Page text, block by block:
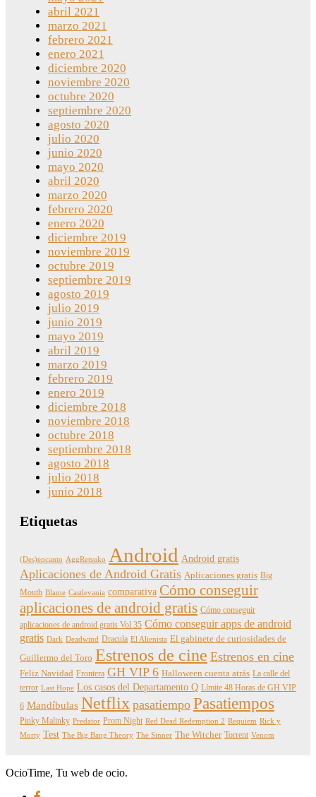
abril 2021
marzo 2021
febrero 2021
enero 2021
diciembre 2020
noviembre 2020
octubre 2020
septiembre 2020
agosto 2020
julio 2020
junio 2020
mayo 2020
abril 2020
marzo 2020
febrero 2020
enero 2020
diciembre 2019
noviembre 2019
octubre 2019
septiembre 2019
agosto 2019
julio 2019
junio 2019
mayo 2019
abril 2019
marzo 2019
febrero 2019
enero 2019
diciembre 2018
noviembre 2018
octubre 2018
septiembre 2018
agosto 2018
julio 2018
junio 2018
Etiquetas
(Des)encanto AggRetsuko Android Android gratis
Aplicaciones de Android Gratis Aplicaciones gratis Big
Mouth Blame Castlevania comparativa Cómo conseguir
aplicaciones de android gratis Cómo conseguir
aplicaciones de android gratis Vol 35 Cómo conseguir apps de android
gratis Dark Deadwind Dracula El Alienista El gabinete de curiosidades de
Guillermo del Toro Estrenos de cine Estrenos en cine
Feliz Navidad Frontera GH VIP 6 Halloween cuenta atrás La calle del
terror Last Hope Los casos del Departamento Q Límite 48 Horas de GH VIP
6 Mandíbulas Netflix pasatiempo Pasatiempos
Pinky Malinky Predator Prom Night Red Dead Redemption 2 Requiem Rick y
Morty Test The Big Bang Theory The Sinner The Witcher Torrent Venom
OcioTime, Tu web de ocio.